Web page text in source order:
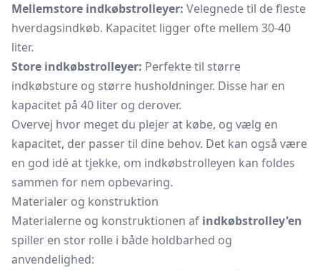
Mellemstore indkøbstrolleyer: Velegnede til de fleste
hverdagsindkøb. Kapacitet ligger ofte mellem 30-40
liter.
Store indkøbstrolleyer: Perfekte til større
indkøbsture og større husholdninger. Disse har en
kapacitet på 40 liter og derover.
Overvej hvor meget du plejer at købe, og vælg en
kapacitet, der passer til dine behov. Det kan også være
en god idé at tjekke, om indkøbstrolleyen kan foldes
sammen for nem opbevaring.
Materialer og konstruktion
Materialerne og konstruktionen af indkøbstrolley'en
spiller en stor rolle i både holdbarhed og
anvendelighed: